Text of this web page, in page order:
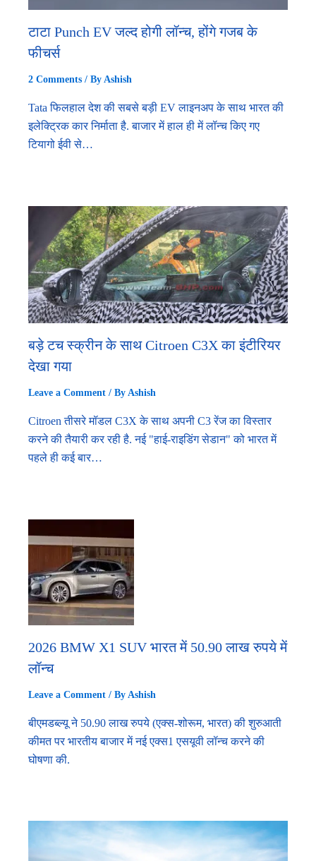
टाटा Punch EV जल्द होगी लॉन्च, होंगे गजब के
फीचर्स
2 Comments / By Ashish
Tata फिलहाल देश की सबसे बड़ी EV लाइनअप के साथ भारत की
इलेक्ट्रिक कार निर्माता है. बाजार में हाल ही में लॉन्च किए गए
टियागो ईवी से…
बड़े टच स्क्रीन के साथ Citroen C3X का इंटीरियर
देखा गया
Leave a Comment / By Ashish
Citroen तीसरे मॉडल C3X के साथ अपनी C3 रेंज का विस्तार
करने की तैयारी कर रही है. नई "हाई-राइडिंग सेडान" को भारत में
पहले ही कई बार…
2026 BMW X1 SUV भारत में 50.90 लाख रुपये में
लॉन्च
Leave a Comment / By Ashish
बीएमडब्ल्यू ने 50.90 लाख रुपये (एक्स-शोरूम, भारत) की शुरुआती
कीमत पर भारतीय बाजार में नई एक्स1 एसयूवी लॉन्च करने की
घोषणा की.